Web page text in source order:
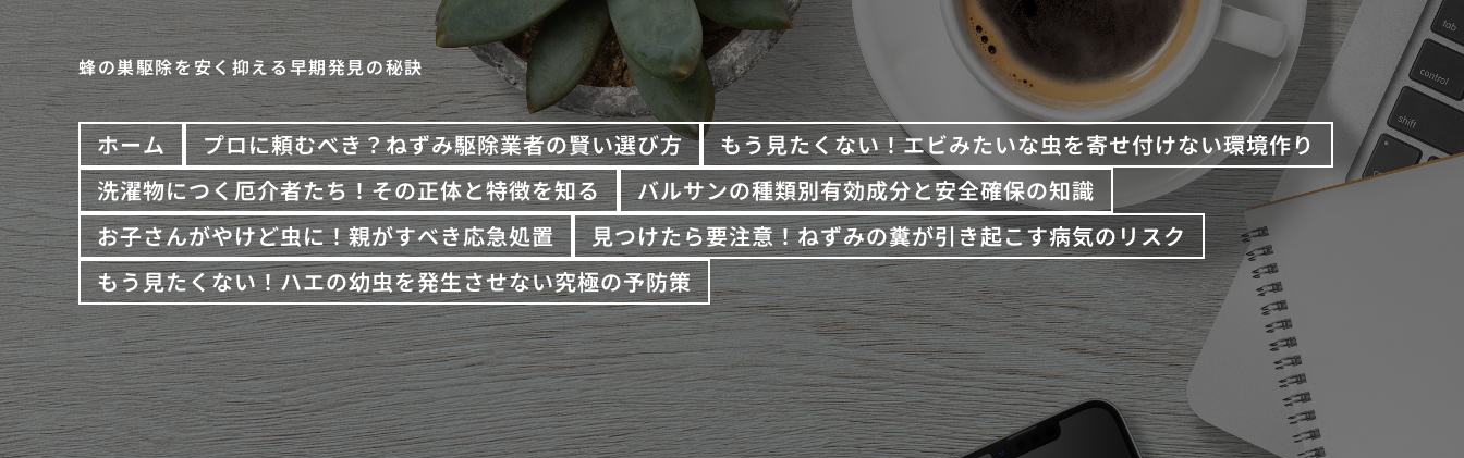
蜂の巣駆除を安く抑える早期発見の秘訣
ホーム プロに頼むべき？ねずみ駆除業者の賢い選び方
もう見たくない！エビみたいな虫を寄せ付けない環境作り
洗濯物につく厄介者たち！その正体と特徴を知る
バルサンの種類別有効成分と安全確保の知識
お子さんがやけど虫に！親がすべき応急処置
見つけたら要注意！ねずみの糞が引き起こす病気のリスク
もう見たくない！ハエの幼虫を発生させない究極の予防策